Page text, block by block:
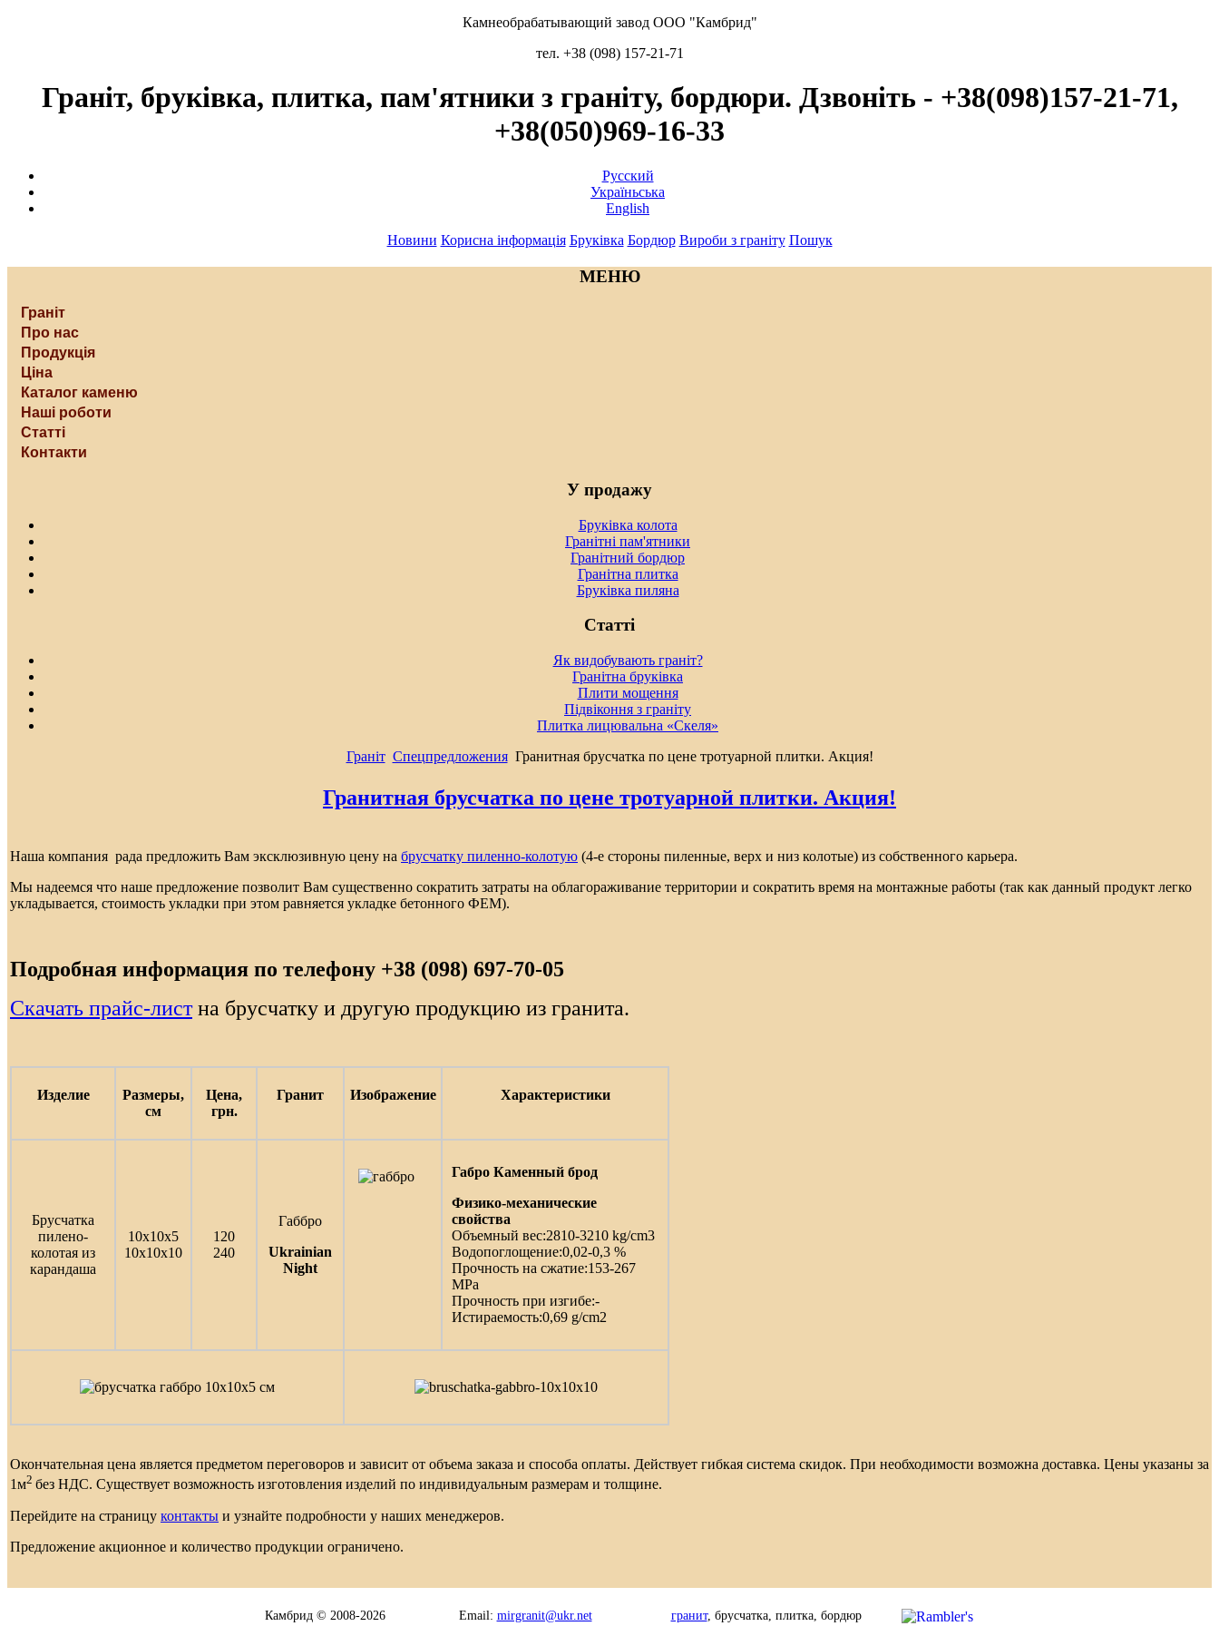
Камнеобрабатывающий завод ООО "Камбрид"
тел. +38 (098) 157-21-71
Граніт, бруківка, плитка, пам'ятники з граніту, бордюри. Дзвоніть - +38(098)157-21-71,
+38(050)969-16-33
Русский
Україньська
English
Новини Корисна інформація Бруківка Бордюр Вироби з граніту Пошук
МЕНЮ
Граніт
Про нас
Продукція
Ціна
Каталог каменю
Наші роботи
Статті
Контакти
У продажу
Бруківка колота
Гранітні пам'ятники
Гранітний бордюр
Гранітна плитка
Бруківка пиляна
Статті
Як видобувають граніт?
Гранітна бруківка
Плити мощення
Підвіконня з граніту
Плитка лицювальна «Скеля»
Граніт Спецпредложения Гранитная брусчатка по цене тротуарной плитки. Акция!
Гранитная брусчатка по цене тротуарной плитки. Акция!
Наша компания рада предложить Вам эксклюзивную цену на брусчатку пиленно-колотую (4-е стороны пиленные, верх и низ колотые) из собственного карьера.
Мы надеемся что наше предложение позволит Вам существенно сократить затраты на облагораживание территории и сократить время на монтажные работы (так как данный продукт легко
укладывается, стоимость укладки при этом равняется укладке бетонного ФЕМ).
Подробная информация по телефону +38 (098) 697-70-05
Скачать прайс-листна брусчатку и другую продукцию из гранита.
Изделие
Размеры,
см
Цена,
грн.
Гранит Изображение Характеристики
Брусчатка
пилено-
колотая из
карандаша
10х10х5
10х10х10
120
240
Габбро
Ukrainian
Night
Габро Каменный брод
Физико-механические
свойства
Объемный вес:2810-3210 kg/cm3
Водопоглощение:0,02-0,3 %
Прочность на сжатие:153-267
MPa
Прочность при изгибе:-
Истираемость:0,69 g/cm2
Окончательная цена является предметом переговоров и зависит от объема заказа и способа оплаты. Действует гибкая система скидок. При необходимости возможна доставка. Цены указаны за
1м2 без НДС. Существует возможность изготовления изделий по индивидуальным размерам и толщине.
Перейдите на страницу контакты и узнайте подробности у наших менеджеров.
Предложение акционное и количество продукции ограничено.
Камбрид © 2008-2026 Email: mirgranit@ukr.net гранит, брусчатка, плитка, бордюр